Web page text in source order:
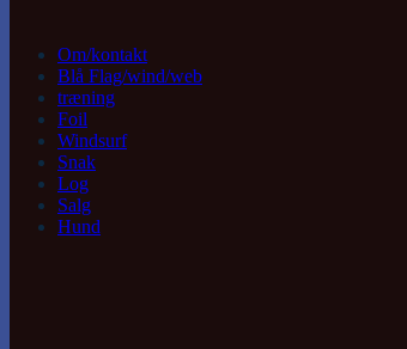
Om/kontakt
Blå Flag/wind/web
træning
Foil
Windsurf
Snak
Log
Salg
Hund